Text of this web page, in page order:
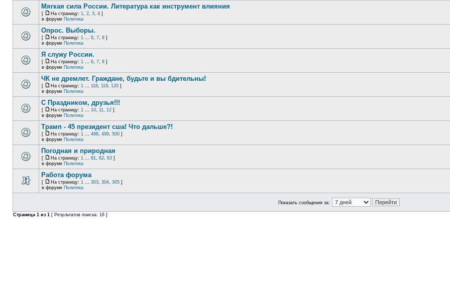
Мягкая сила России. Литература как инструмент влияния
[ На страницу: 1, 2, 3, 4 ]
в форуме Политика
Опрос. Выборы.
[ На страницу: 1 ... 6, 7, 8 ]
в форуме Политика
Я служу России.
[ На страницу: 1 ... 6, 7, 8 ]
в форуме Политика
ЧК не дремлет. Граждане, будьте и вы бдительны!
[ На страницу: 1 ... 118, 119, 120 ]
в форуме Политика
С Праздником, друзья!!!
[ На страницу: 1 ... 10, 11, 12 ]
в форуме Политика
Трамп - 45 президент сша! Что дальше?!
[ На страницу: 1 ... 498, 499, 500 ]
в форуме Политика
Погодная и природная
[ На страницу: 1 ... 61, 62, 63 ]
в форуме Политика
Работа форума
[ На страницу: 1 ... 303, 304, 305 ]
в форуме Политика
Показать сообщения за:
Страница 1 из 1 [ Результатов поиска: 16 ]